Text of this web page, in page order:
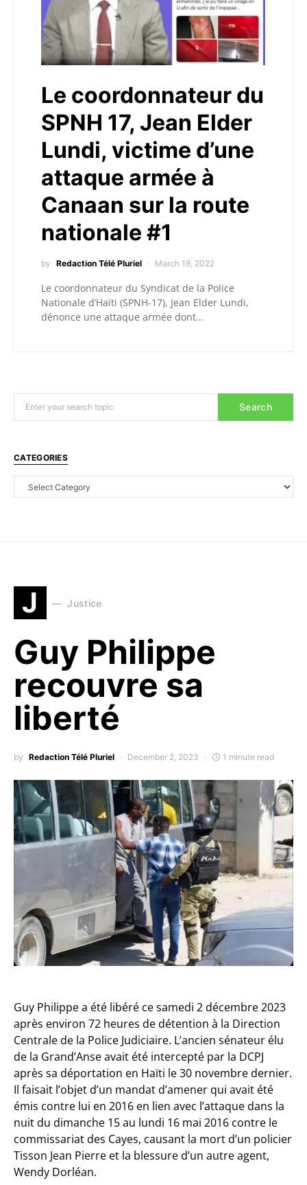
Le coordonnateur du
SPNH 17, Jean Elder
Lundi, victime d’une
attaque armée à
Canaan sur la route
nationale #1
by Redaction Télé Pluriel March 18, 2022
Le coordonnateur du Syndicat de la Police
Nationale d’Haïti (SPNH-17), Jean Elder Lundi,
dénonce une attaque armée dont…
Search
CATEGORIES
J Justice
Guy Philippe
recouvre sa
liberté
by Redaction Télé Pluriel December 2, 2023 1 minute read
Guy Philippe a été libéré ce samedi 2 décembre 2023
après environ 72 heures de détention à la Direction
Centrale de la Police Judiciaire. L’ancien sénateur élu
de la Grand’Anse avait été intercepté par la DCPJ
après sa déportation en Haïti le 30 novembre dernier.
Il faisait l’objet d’un mandat d’amener qui avait été
émis contre lui en 2016 en lien avec l’attaque dans la
nuit du dimanche 15 au lundi 16 mai 2016 contre le
commissariat des Cayes, causant la mort d’un policier
Tisson Jean Pierre et la blessure d’un autre agent,
Wendy Dorléan.